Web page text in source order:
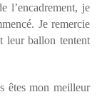
l’encadrement, je
Je remercie
leur ballon tentent
êtes mon meilleur